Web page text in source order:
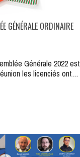
GÉNÉRALE ORDINAIRE
Générale 2022 est
les licenciés ont…